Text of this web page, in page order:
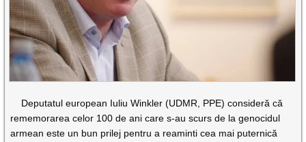
Deputatul european Iuliu Winkler (UDMR, PPE) consideră că
rememorarea celor 100 de ani care s-au scurs de la genocidul
armean este un bun prilej pentru a reaminti cea mai puternică